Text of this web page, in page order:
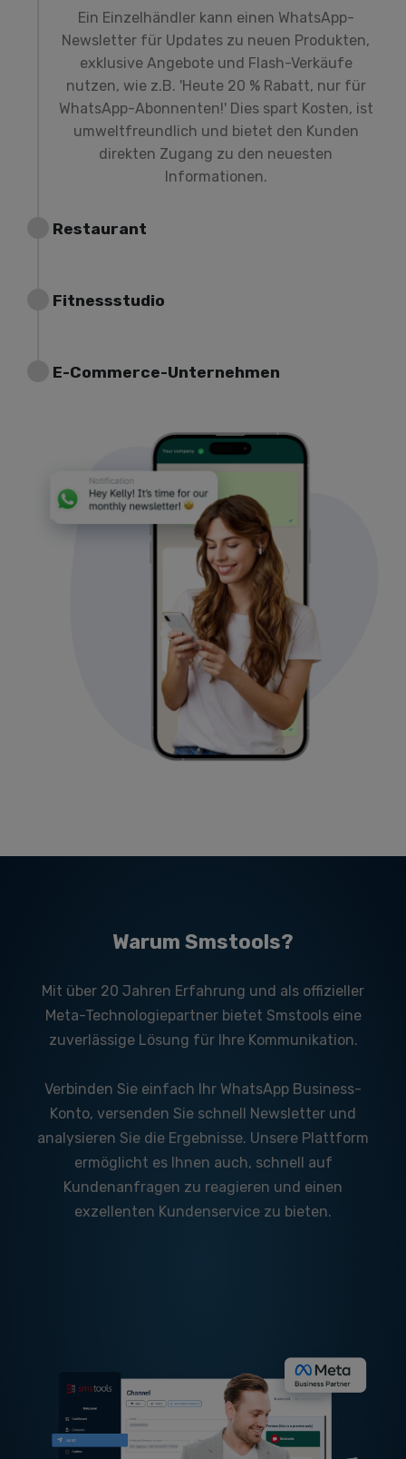
Ein Einzelhändler kann einen WhatsApp-
Newsletter für Updates zu neuen Produkten,
exklusive Angebote und Flash-Verkäufe
nutzen, wie z.B. 'Heute 20 % Rabatt, nur für
WhatsApp-Abonnenten!' Dies spart Kosten, ist
umweltfreundlich und bietet den Kunden
direkten Zugang zu den neuesten
Informationen.
Restaurant
Fitnessstudio
E-Commerce-Unternehmen
Warum Smstools?
Mit über 20 Jahren Erfahrung und als offizieller
Meta-Technologiepartner bietet Smstools eine
zuverlässige Lösung für Ihre Kommunikation.
Verbinden Sie einfach Ihr WhatsApp Business-
Konto, versenden Sie schnell Newsletter und
analysieren Sie die Ergebnisse. Unsere Plattform
ermöglicht es Ihnen auch, schnell auf
Kundenanfragen zu reagieren und einen
exzellenten Kundenservice zu bieten.